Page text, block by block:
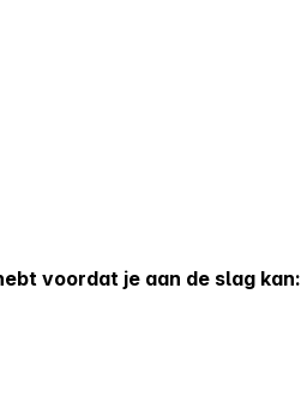
voordat je aan de slag kan: